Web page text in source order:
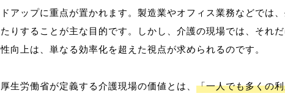
ドアップに重点が置かれます。製造業やオフィス業務などでは
たりすることが主な目的です。しかし、介護の現場では、それ
性向上は、単なる効率化を超えた視点が求められるのです。
厚生労働省が定義する介護現場の価値とは、 「一人でも多くの